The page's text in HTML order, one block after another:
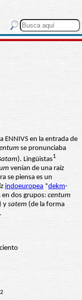
ENNIVS en la entrada de
se pronunciaba
atam). Lingüistas1
venían de una raíz
se piensa es un
indoeuropea *dekm-
en dos grupos: centum
ysatem (de la forma
2